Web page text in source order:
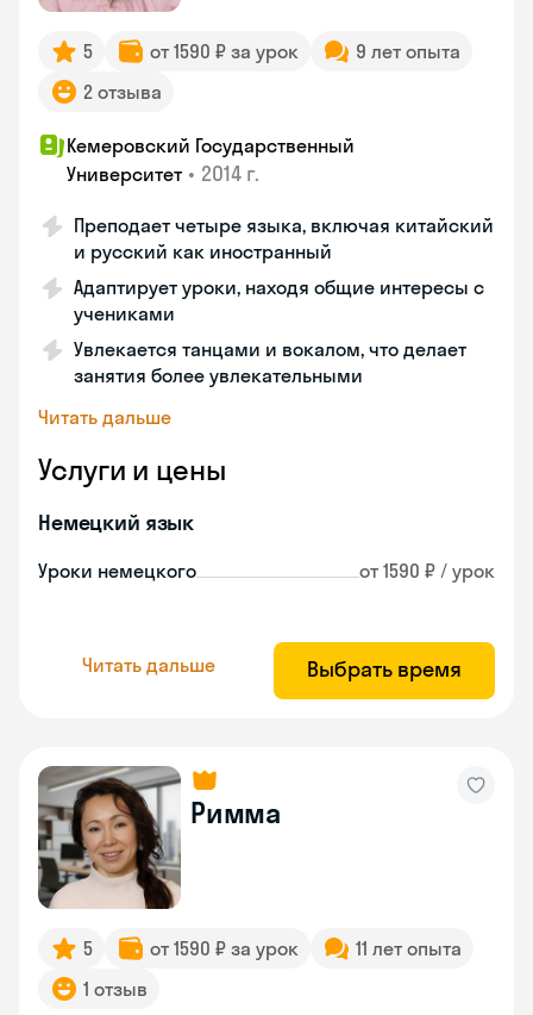
5 от 1590 ₽ за урок
9 лет опыта
2 отзыва
Кемеровский Государственный
Университет • 2014 г.
Преподает четыре языка, включая китайский
и русский как иностранный
Адаптирует уроки, находя общие интересы с
учениками
Увлекается танцами и вокалом, что делает
занятия более увлекательными
Читать дальше
Услуги и цены
Немецкий язык
Уроки немецкого от 1590 ₽ / урок
Читать дальше Выбрать время
Римма
5 от 1590 ₽ за урок
11 лет опыта
1 отзыв